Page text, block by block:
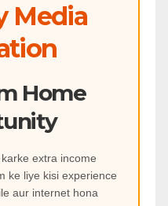
Media
Home
extra income
ke liye kisi experience
aur internet hona